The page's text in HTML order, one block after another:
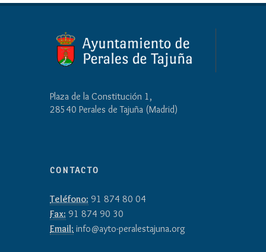
Plaza de la Constitución 1,
28540 Perales de Tajuña (Madrid)
CONTACTO
Teléfono: 91 874 80 04
Fax: 91 874 90 30
Email: info@ayto-peralestajuna.org